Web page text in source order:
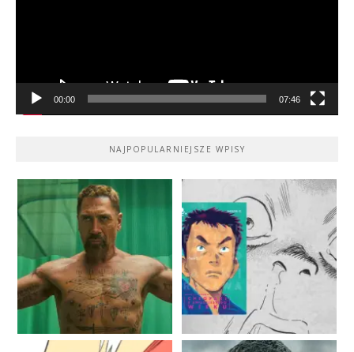
00:00 07:46
NAJPOPULARNIEJSZE WPISY